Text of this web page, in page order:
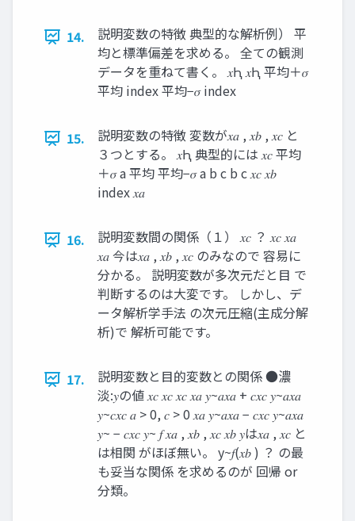
14.
説明変数の特徴 典型的な解析例） 平
均と標準偏差を求める。 全ての観測
データを重ねて書く。 𝑥Ԧ 𝑥Ԧ 平均＋𝜎
平均 index 平均−𝜎 index
15.
説明変数の特徴 変数が𝑥𝑎 , 𝑥𝑏 , 𝑥𝑐 と
３つとする。 𝑥Ԧ 典型的には 𝑥𝑐 平均
＋𝜎 a 平均 平均−𝜎 a b c b c 𝑥𝑐 𝑥𝑏
index 𝑥𝑎
16.
説明変数間の関係（１） 𝑥𝑐 ？ 𝑥𝑐 𝑥𝑎
𝑥𝑎 今は𝑥𝑎 , 𝑥𝑏 , 𝑥𝑐 のみなので 容易に
分かる。 説明変数が多次元だと目 で
判断するのは大変です。 しかし、デ
ータ解析学手法 の次元圧縮(主成分解
析)で 解析可能です。
17.
説明変数と目的変数との関係 ●濃
淡:𝑦の値 𝑥𝑐 𝑥𝑐 𝑥𝑐 𝑥𝑎 𝑦~𝑎𝑥𝑎 + 𝑐𝑥𝑐 𝑦~𝑎𝑥𝑎
𝑦~𝑐𝑥𝑐 𝑎 > 0, 𝑐 > 0 𝑥𝑎 𝑦~𝑎𝑥𝑎 − 𝑐𝑥𝑐 𝑦~𝑎𝑥𝑎
𝑦~ − 𝑐𝑥𝑐 𝑦~ 𝑓 𝑥𝑎 , 𝑥𝑏 , 𝑥𝑐 𝑥𝑏 𝑦は𝑥𝑎 , 𝑥𝑐 と
は相関 がほぼ無い。 y~𝑓(𝑥𝑏 ) ？ の最
も妥当な関係 を求めるのが 回帰 or
分類。